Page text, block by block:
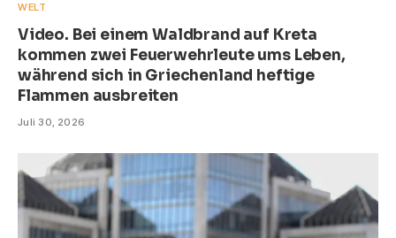
WELT
Video. Bei einem Waldbrand auf Kreta
kommen zwei Feuerwehrleute ums Leben,
während sich in Griechenland heftige
Flammen ausbreiten
Juli 30, 2026